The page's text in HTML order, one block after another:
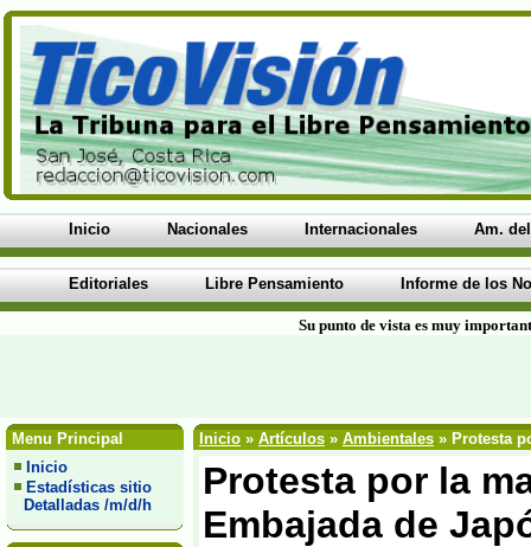
Inicio Nacionales Internacionales Am.
Editoriales Libre Pensamiento Informe de los
Su punto de vista es muy
Menu Principal
Inicio
Estadísticas sitio
Detalladas /m/d/h
Inicio » Artículos » Ambientales » Protesta
Protesta por la
Embajada de